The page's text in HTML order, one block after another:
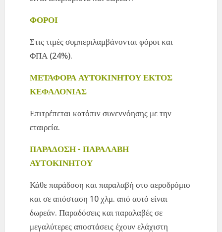
ΦΟΡΟΙ
Στις τιμές συμπεριλαμβάνονται φόροι και
ΦΠΑ (24%).
ΜΕΤΑΦΟΡΑ ΑΥΤΟΚΙΝΗΤΟΥ ΕΚΤΟΣ
ΚΕΦΑΛΟΝΙΑΣ
Επιτρέπεται κατόπιν συνεννόησης με την
εταιρεία.
ΠΑΡΑΔΟΣΗ - ΠΑΡΑΛΑΒΗ
ΑΥΤΟΚΙΝΗΤΟΥ
Κάθε παράδοση και παραλαβή στο αεροδρόμιο
και σε απόσταση 10 χλμ. από αυτό είναι
δωρεάν. Παραδόσεις και παραλαβές σε
μεγαλύτερες αποστάσεις έχουν ελάχιστη